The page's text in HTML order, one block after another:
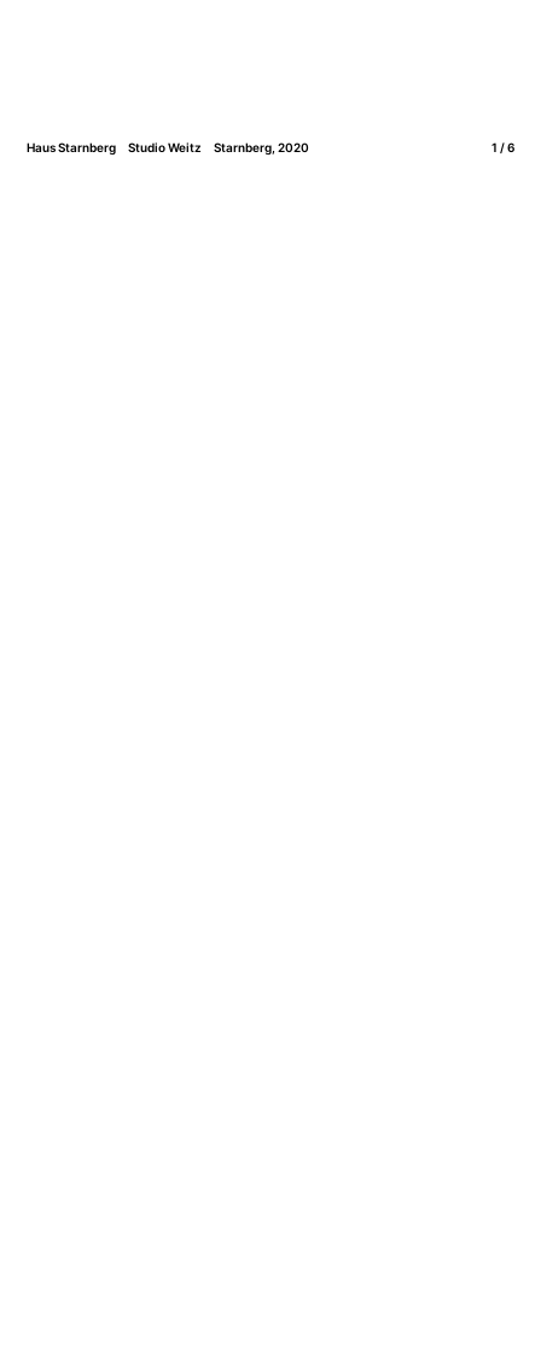
Haus Starnberg Studio Weitz Starnberg, 2020 1 / 6